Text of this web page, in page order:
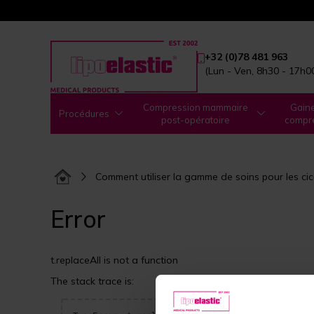
+32 (0)78 481 963
(Lun - Ven, 8h30 -
Procédures
Compression mammaire
post-opératoire
Comment utiliser la gamme de soins pour les
Error
t.replaceAll is not a function
The stack trace is: